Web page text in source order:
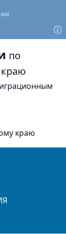
по
краю